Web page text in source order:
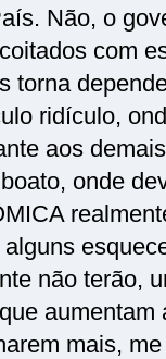
Não, o
com
torna
ridículo,
aos
onde
não terão,
aumentam
mais,